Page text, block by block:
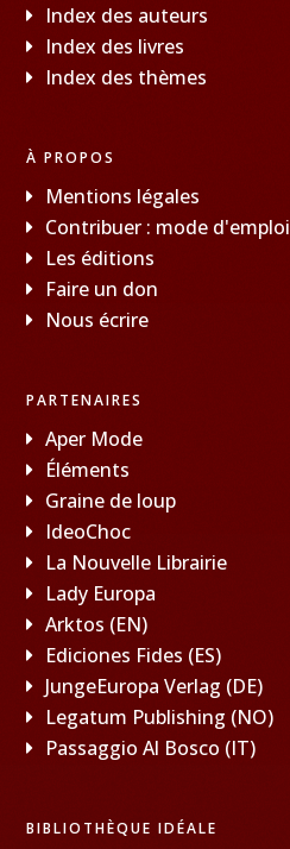
Index des auteurs
Index des livres
Index des thèmes
À PROPOS
Mentions légales
Contribuer : mode d'emploi
Les éditions
Faire un don
Nous écrire
PARTENAIRES
Aper Mode
Éléments
Graine de loup
IdeoChoc
La Nouvelle Librairie
Lady Europa
Arktos (EN)
Ediciones Fides (ES)
JungeEuropa Verlag (DE)
Legatum Publishing (NO)
Passaggio Al Bosco (IT)
BIBLIOTHÈQUE IDÉALE